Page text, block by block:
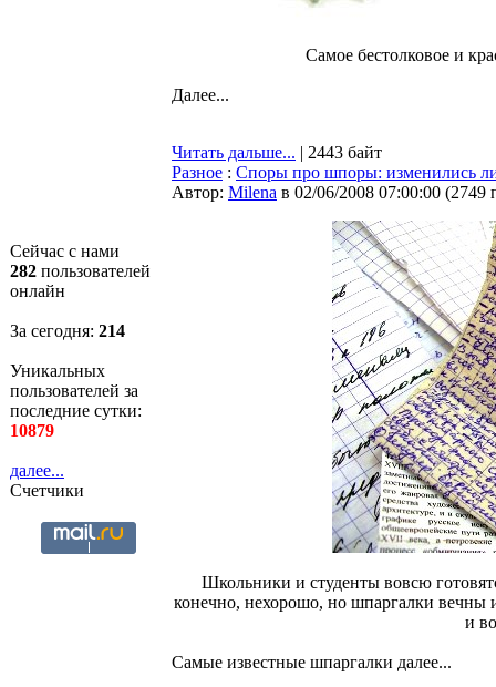
Сейчас с нами
282 пользователей
онлайн
За сегодня: 214
Уникальных
пользователей за
последние сутки:
10879
далее...
Счетчики
Самое бестолковое и
Далее...
Читать дальше... | 2443 байт
Разное : Споры про шпоры: изменились
Автор: Milena в 02/06/2008 07:00:00 (2749
Школьники и студенты вовсю
конечно, нехорошо, но шпаргалки вечны
и
Самые известные шпаргалки далее...